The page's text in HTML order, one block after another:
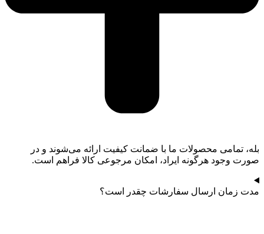
بله، تمامی محصولات ما با ضمانت کیفیت ارائه می‌شوند و در
صورت وجود هرگونه ایراد، امکان مرجوعی کالا فراهم است.
مدت زمان ارسال سفارشات چقدر است؟